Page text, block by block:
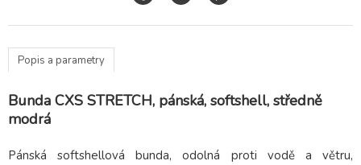
Popis a parametry
Bunda CXS STRETCH, pánská, softshell, středně
modrá
Pánská softshellová bunda, odolná proti vodě a větru,